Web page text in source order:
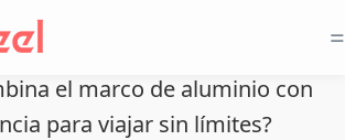
=
el marco de aluminio con
para viajar sin límites?